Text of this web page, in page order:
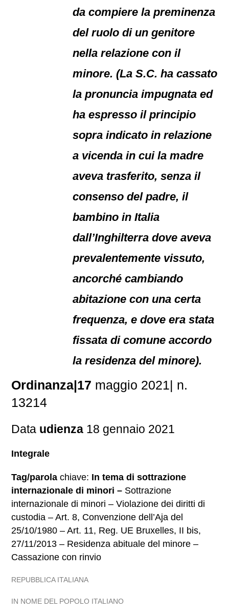
da compiere la preminenza
del ruolo di un genitore
nella relazione con il
minore. (La S.C. ha cassato
la pronuncia impugnata ed
ha espresso il principio
sopra indicato in relazione
a vicenda in cui la madre
aveva trasferito, senza il
consenso del padre, il
bambino in Italia
dall’Inghilterra dove aveva
prevalentemente vissuto,
ancorché cambiando
abitazione con una certa
frequenza, e dove era stata
fissata di comune accordo
la residenza del minore).
Ordinanza|17 maggio 2021| n.
13214
Data udienza 18 gennaio 2021
Integrale
Tag/parola chiave: In tema di sottrazione
internazionale di minori – Sottrazione
internazionale di minori – Violazione dei diritti di
custodia – Art. 8, Convenzione dell’Aja del
25/10/1980 – Art. 11, Reg. UE Bruxelles, II bis,
27/11/2013 – Residenza abituale del minore –
Cassazione con rinvio
REPUBBLICA ITALIANA
IN NOME DEL POPOLO ITALIANO